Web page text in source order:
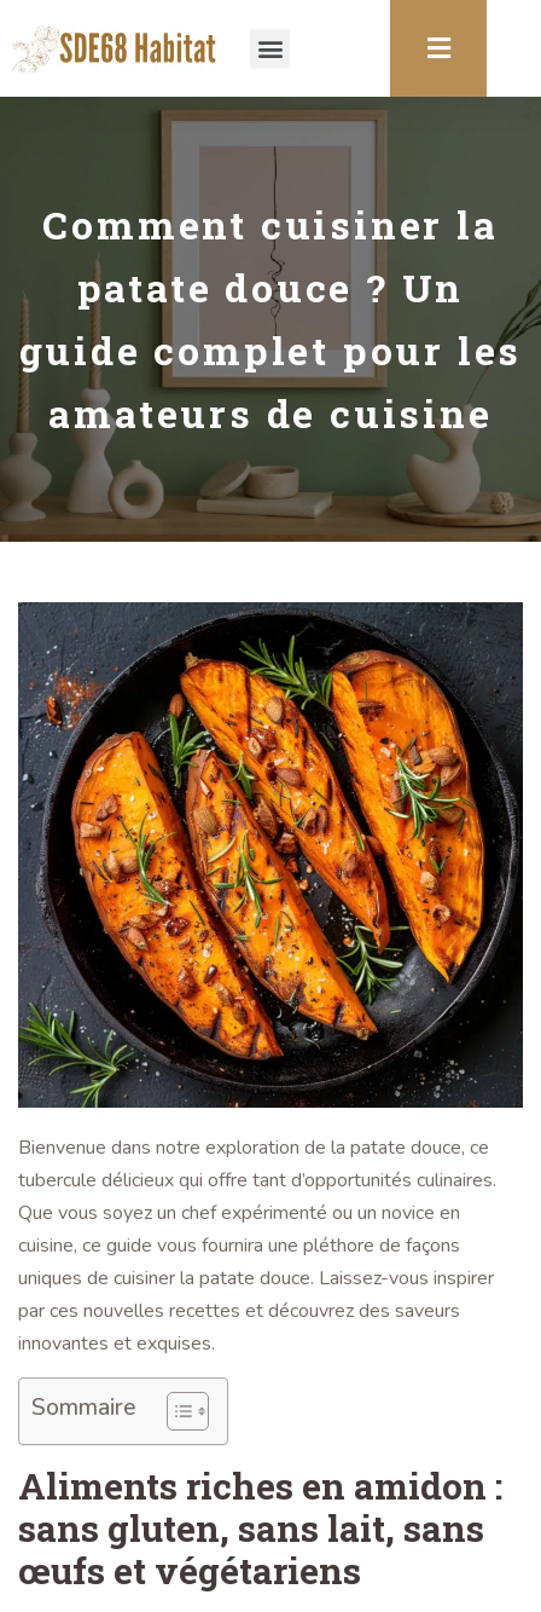
Comment cuisiner la
patate douce ? Un
guide complet pour les
amateurs de cuisine
Bienvenue dans notre exploration de la patate douce, ce
tubercule délicieux qui offre tant d’opportunités culinaires.
Que vous soyez un chef expérimenté ou un novice en
cuisine, ce guide vous fournira une pléthore de façons
uniques de cuisiner la patate douce. Laissez-vous inspirer
par ces nouvelles recettes et découvrez des saveurs
innovantes et exquises.
Sommaire
Aliments riches en amidon :
sans gluten, sans lait, sans
œufs et végétariens